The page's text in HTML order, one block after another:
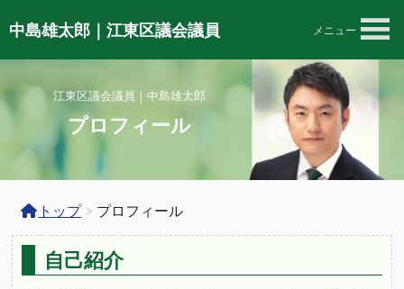
中島雄太郎｜江東区議会議員 メニュー
江東区議会議員｜中島雄太郎
プロフィール
トップ > プロフィール
自己紹介